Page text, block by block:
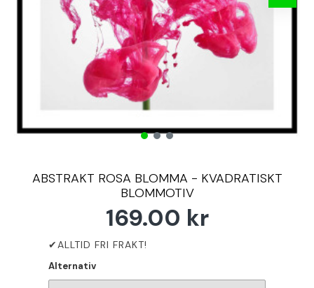
ABSTRAKT ROSA BLOMMA - KVADRATISKT
BLOMMOTIV
169.00 kr
Alternativ